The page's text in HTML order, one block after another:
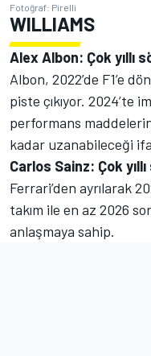
Fotoğraf: Pirelli
WILLIAMS
Alex Albon: Çok yıllı
Albon, 2022’de F1’e
piste çıkıyor. 2024’te
performans
kadar uzanabileceği
Carlos Sainz: Çok
Ferrari’den ayrılarak
takım ile en az 2026
anlaşmaya sahip.